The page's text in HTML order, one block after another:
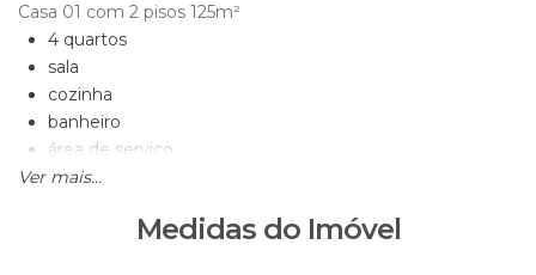
Casa 01 com 2 pisos 125m²
4 quartos
sala
cozinha
banheiro
área de serviço
garagem
Ver mais...
Medidas do Imóvel